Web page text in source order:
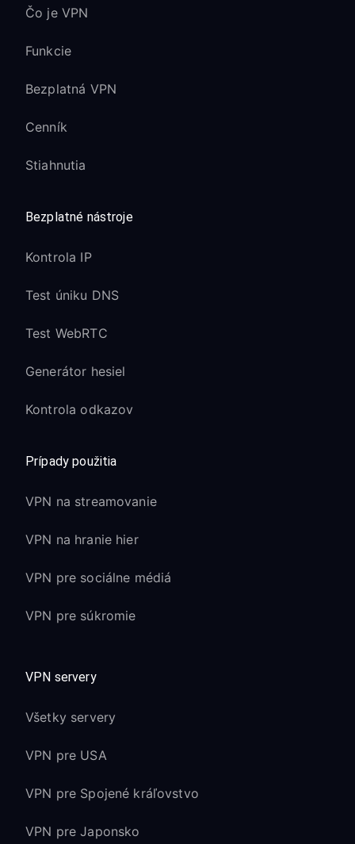
Čo je VPN
Funkcie
Bezplatná VPN
Cenník
Stiahnutia
Bezplatné nástroje
Kontrola IP
Test úniku DNS
Test WebRTC
Generátor hesiel
Kontrola odkazov
Prípady použitia
VPN na streamovanie
VPN na hranie hier
VPN pre sociálne médiá
VPN pre súkromie
VPN servery
Všetky servery
VPN pre USA
VPN pre Spojené kráľovstvo
VPN pre Japonsko